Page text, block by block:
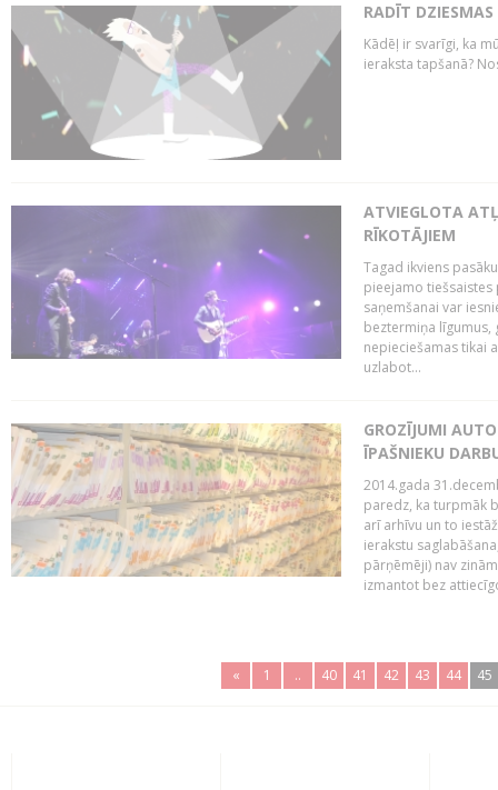
RADĪT
Kādēļ ir svarīgi, ka
ieraksta tapšanā?
ATVIEGLOTA
RĪKOTĀJIEM
Tagad ikviens
pieejamo tiešsaistes
saņemšanai var
beztermiņa līgumus,
nepieciešamas tikai
uzlabot...
GROZĪJUMI
ĪPAŠNIEKU
2014.gada
paredz, ka turpmāk
arī arhīvu un to
ierakstu
pārņēmēji) nav
izmantot bez
« 1 .. 40 41 42 43 44 45